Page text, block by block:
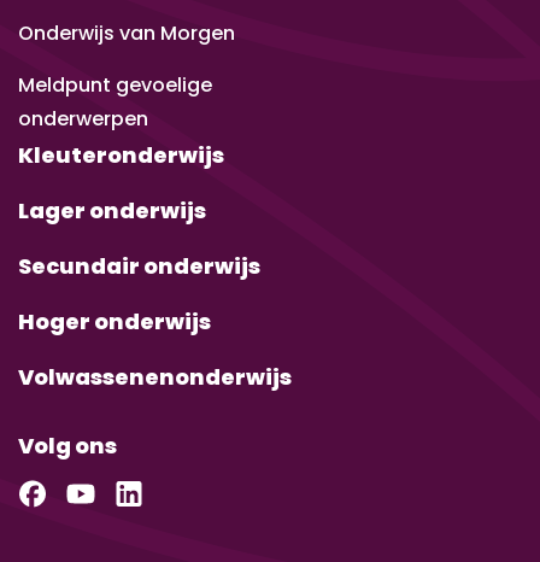
Onderwijs van Morgen
Meldpunt gevoelige
onderwerpen
Kleuteronderwijs
Lager onderwijs
Secundair onderwijs
Hoger onderwijs
Volwassenenonderwijs
Volg ons